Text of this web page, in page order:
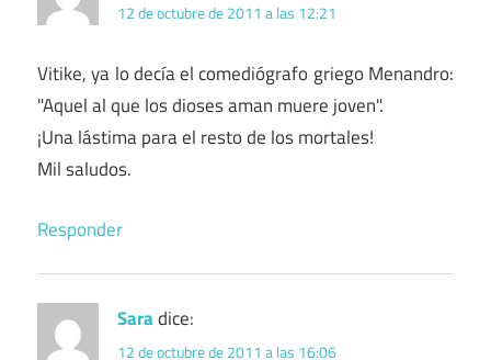
12 de octubre de 2011 a las 12:21
Vitike, ya lo decía el comediógrafo griego Menandro:
"Aquel al que los dioses aman muere joven".
¡Una lástima para el resto de los mortales!
Mil saludos.
Responder
Saradice:
12 de octubre de 2011 a las 16:06